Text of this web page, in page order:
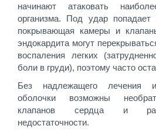
начинают атаковать
организма. Под удар попадает
покрывающая камеры и
эндокардита могут
воспаления легких
боли в груди), поэтому часто
Без надлежащего лечения
оболочки возможны
клапанов сердца и
недостаточности.